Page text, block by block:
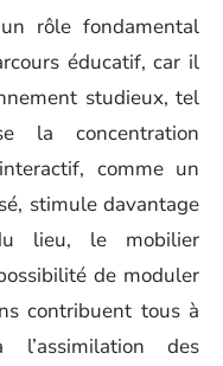
rôle fondamental
éducatif, car il
studieux, tel
la concentration
comme un
stimule davantage
du lieu, le mobilier
de moduler
contribuent tous à
des